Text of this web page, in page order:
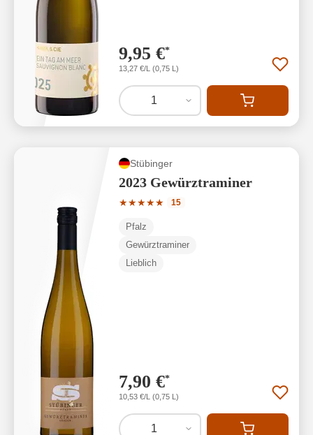
9,95 €*
13,27 €/L (0,75 L)
1
Stübinger
2023 Gewürztraminer
★★★★★
Durchschnittliche Bewertung von 5
15
Pfalz
Gewürztraminer
Lieblich
7,90 €*
10,53 €/L (0,75 L)
1